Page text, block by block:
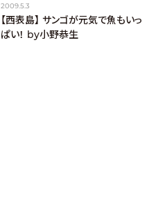
2009.5.3
【西表島】 サンゴが元気で魚もいっ
ぱい！ by小野恭生